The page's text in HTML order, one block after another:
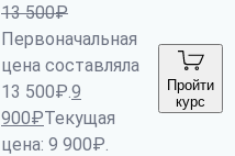
13 500₽
Первоначальная
цена составляла
13 500₽.9
900₽Текущая
цена: 9 900₽.
Пройти
курс